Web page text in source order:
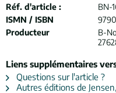
Réf. d'article :
BN-
ISMN / ISBN
Producteur
B-
Liens supplémentaires
Questions sur l'article ?
Autres éditions de